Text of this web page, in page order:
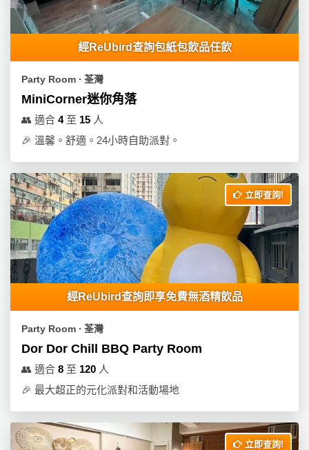
經ReUbird查詢包紙包飲品任飲
Party Room ∙ 荃灣
MiniCorner迷你角落
👥 適合 4至 15 人
🎉 溫馨。舒適。24小時自助派對。
立即查詢!
經ReUbird查詢即享免費無酒精飲品
Party Room ∙ 荃灣
Dor Dor Chill BBQ Party Room
👥 適合 8 至 120 人
🎉 最大超正的元化派對和活動場地
立即查詢!